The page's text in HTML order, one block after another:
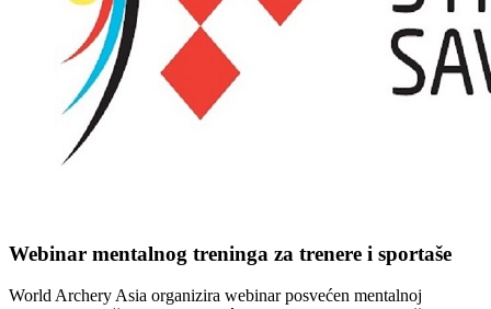
Webinar mentalnog treninga za trenere i sportaše
World Archery Asia organizira webinar posvećen mentalnoj